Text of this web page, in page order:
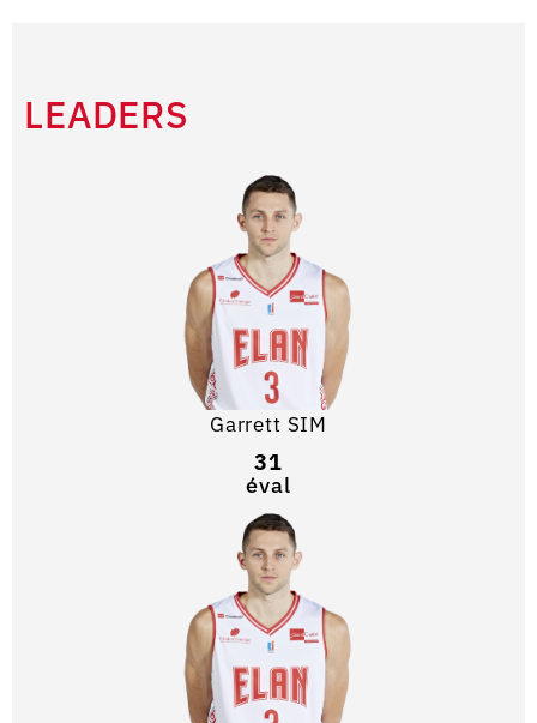
LEADERS
Garrett SIM
31
éval